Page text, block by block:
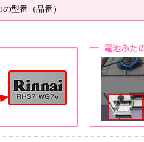
型番（品番）